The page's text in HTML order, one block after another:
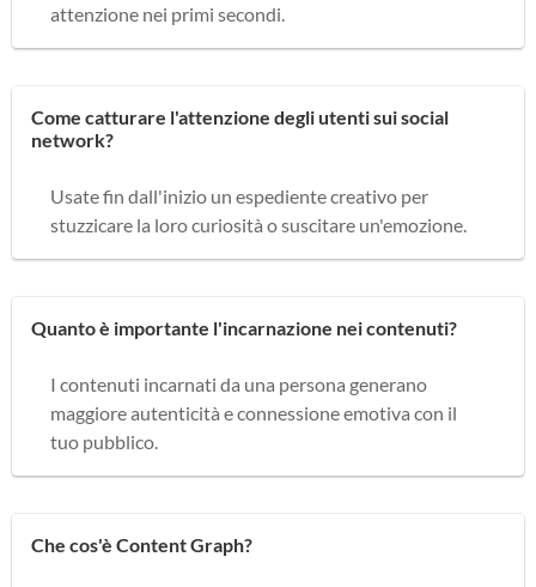
attenzione nei primi secondi.
Come catturare l'attenzione degli utenti sui social
network?
Usate fin dall'inizio un espediente creativo per
stuzzicare la loro curiosità o suscitare un'emozione.
Quanto è importante l'incarnazione nei contenuti?
I contenuti incarnati da una persona generano
maggiore autenticità e connessione emotiva con il
tuo pubblico.
Che cos'è Content Graph?